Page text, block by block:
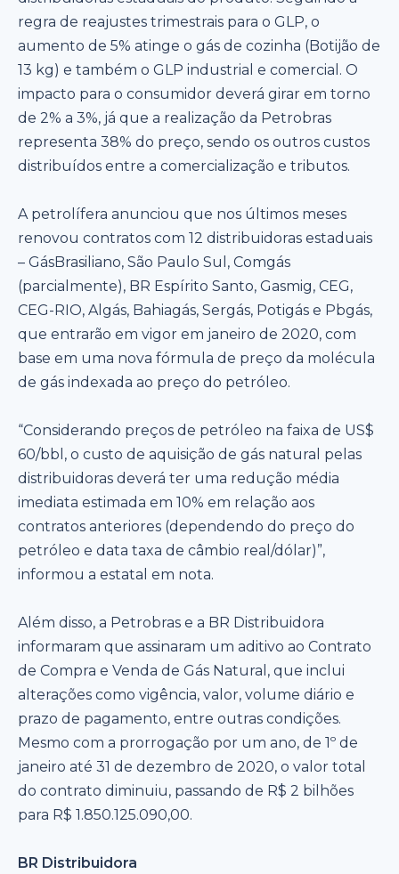
regra de reajustes trimestrais para o GLP, o
aumento de 5% atinge o gás de cozinha (Botijão de
13 kg) e também o GLP industrial e comercial. O
impacto para o consumidor deverá girar em torno
de 2% a 3%, já que a realização da Petrobras
representa 38% do preço, sendo os outros custos
distribuídos entre a comercialização e tributos.
A petrolífera anunciou que nos últimos meses
renovou contratos com 12 distribuidoras estaduais
– GásBrasiliano, São Paulo Sul, Comgás
(parcialmente), BR Espírito Santo, Gasmig, CEG,
CEG-RIO, Algás, Bahiagás, Sergás, Potigás e Pbgás,
que entrarão em vigor em janeiro de 2020, com
base em uma nova fórmula de preço da molécula
de gás indexada ao preço do petróleo.
“Considerando preços de petróleo na faixa de US$
60/bbl, o custo de aquisição de gás natural pelas
distribuidoras deverá ter uma redução média
imediata estimada em 10% em relação aos
contratos anteriores (dependendo do preço do
petróleo e data taxa de câmbio real/dólar)”,
informou a estatal em nota.
Além disso, a Petrobras e a BR Distribuidora
informaram que assinaram um aditivo ao Contrato
de Compra e Venda de Gás Natural, que inclui
alterações como vigência, valor, volume diário e
prazo de pagamento, entre outras condições.
Mesmo com a prorrogação por um ano, de 1º de
janeiro até 31 de dezembro de 2020, o valor total
do contrato diminuiu, passando de R$ 2 bilhões
para R$ 1.850.125.090,00.
BR Distribuidora